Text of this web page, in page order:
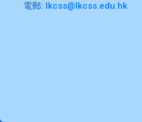
電郵: lkcss@lkcss.edu.hk